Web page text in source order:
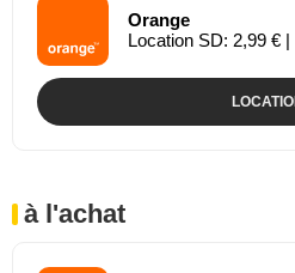
Orange
Location SD: 2,99 €
à l'achat